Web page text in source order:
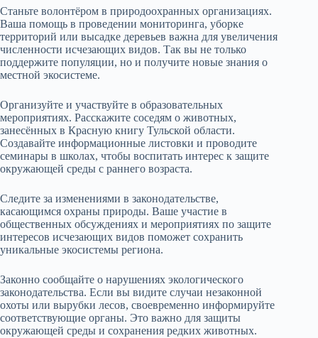
Станьте волонтёром в природоохранных организациях.
Ваша помощь в проведении мониторинга, уборке
территорий или высадке деревьев важна для увеличения
численности исчезающих видов. Так вы не только
поддержите популяции, но и получите новые знания о
местной экосистеме.
Организуйте и участвуйте в образовательных
мероприятиях. Расскажите соседям о животных,
занесённых в Красную книгу Тульской области.
Создавайте информационные листовки и проводите
семинары в школах, чтобы воспитать интерес к защите
окружающей среды с раннего возраста.
Следите за изменениями в законодательстве,
касающимся охраны природы. Ваше участие в
общественных обсуждениях и мероприятиях по защите
интересов исчезающих видов поможет сохранить
уникальные экосистемы региона.
Законно сообщайте о нарушениях экологического
законодательства. Если вы видите случаи незаконной
охоты или вырубки лесов, своевременно информируйте
соответствующие органы. Это важно для защиты
окружающей среды и сохранения редких животных.